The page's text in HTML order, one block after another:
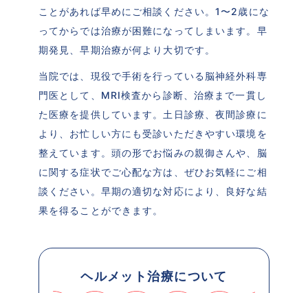
ことがあれば早めにご相談ください。1〜2歳にな
ってからでは治療が困難になってしまいます。早
期発見、早期治療が何より大切です。
当院では、現役で手術を行っている脳神経外科専
門医として、MRI検査から診断、治療まで一貫し
た医療を提供しています。土日診療、夜間診療に
より、お忙しい方にも受診いただきやすい環境を
整えています。頭の形でお悩みの親御さんや、脳
に関する症状でご心配な方は、ぜひお気軽にご相
談ください。早期の適切な対応により、良好な結
果を得ることができます。
ヘルメット治療について